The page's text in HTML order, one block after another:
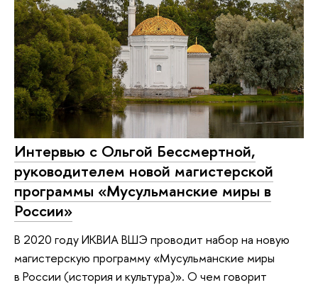
Интервью с Ольгой Бессмертной,
руководителем новой магистерской
программы «Мусульманские миры в
России»
В 2020 году ИКВИА ВШЭ проводит набор на новую
магистерскую программу «Мусульманские миры
в России (история и культура)». О чем говорит